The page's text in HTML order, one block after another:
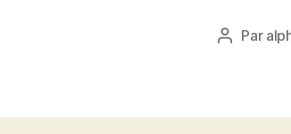
Auteur
Par